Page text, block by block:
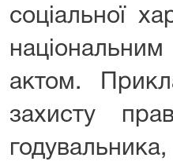
соціальної
актом.
захисту